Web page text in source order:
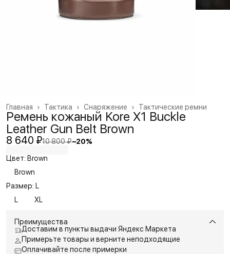
Тактические ремни
Снаряжение ›
Тактика ›
Главная ›
Ремень кожаный Kore X1 Buckle
Leather Gun Belt Brown
8 640 ₽10 800 ₽−20%
Цвет: Brown
Brown
Размер: L
L
XL
Преимущества
Доставим в пункты выдачи Яндекс Маркета
Примерьте товары и верните неподходящие
Оплачивайте после примерки